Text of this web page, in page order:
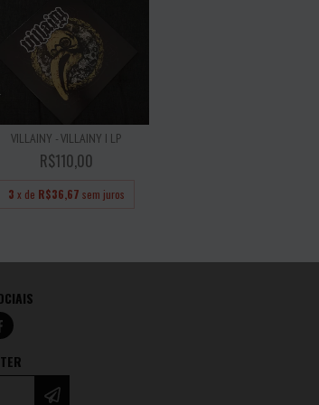
VILLAINY - VILLAINY I LP
R$110,00
3 x de R$36,67 sem juros